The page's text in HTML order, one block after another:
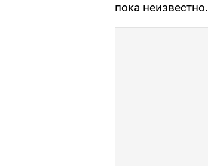
пока неизвестно.